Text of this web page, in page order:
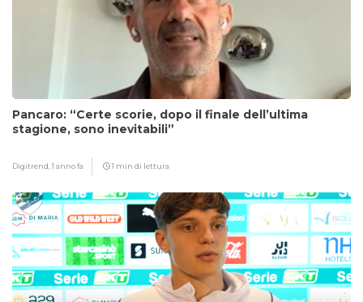
Pancaro: “Certe scorie, dopo il finale dell’ultima
stagione, sono inevitabili”
Digitrend,1 anno fa 1 min di lettura